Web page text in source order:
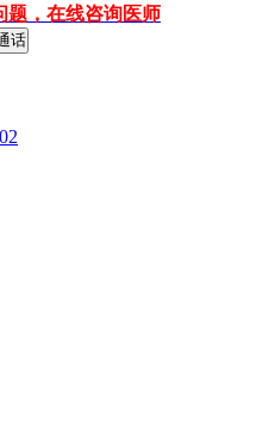
题，在线咨询医师